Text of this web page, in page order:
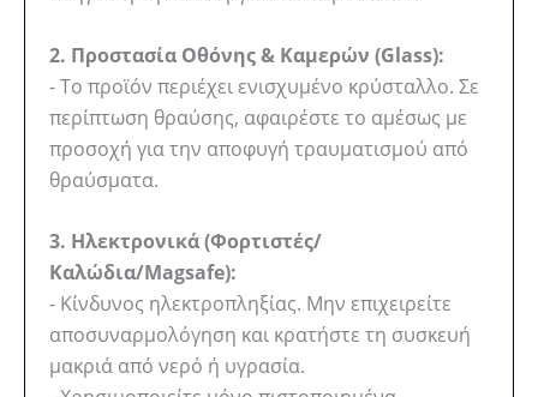
2. Προστασία Οθόνης & Καμερών (Glass):
- Το προϊόν περιέχει ενισχυμένο κρύσταλλο. Σε
περίπτωση θραύσης, αφαιρέστε το αμέσως με
προσοχή για την αποφυγή τραυματισμού από
θραύσματα.
3. Ηλεκτρονικά (Φορτιστές/
Καλώδια/Magsafe):
- Κίνδυνος ηλεκτροπληξίας. Μην επιχειρείτε
αποσυναρμολόγηση και κρατήστε τη συσκευή
μακριά από νερό ή υγρασία.